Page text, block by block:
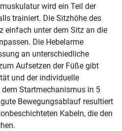
wird ein Teil der
trainiert. Die Sitzhöhe des
einfach unter dem Sitz an die
Die Hebelarme
an unterschiedliche
Aufsetzen der Füße gibt
und der individuelle
Startmechanismus in 5
Bewegungsablauf resultiert
Kabeln, die den